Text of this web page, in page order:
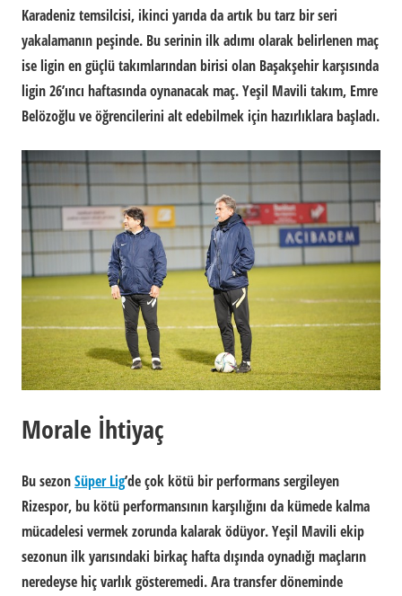
Karadeniz temsilcisi, ikinci yarıda da artık bu tarz bir seri
yakalamanın peşinde. Bu serinin ilk adımı olarak belirlenen maç
ise ligin en güçlü takımlarından birisi olan Başakşehir karşısında
ligin 26’ıncı haftasında oynanacak maç. Yeşil Mavili takım, Emre
Belözoğlu ve öğrencilerini alt edebilmek için hazırlıklara başladı.
Morale İhtiyaç
Bu sezonSüper Lig’de çok kötü bir performans sergileyen
Rizespor, bu kötü performansının karşılığını da kümede kalma
mücadelesi vermek zorunda kalarak ödüyor. Yeşil Mavili ekip
sezonun ilk yarısındaki birkaç hafta dışında oynadığı maçların
neredeyse hiç varlık gösteremedi. Ara transfer döneminde